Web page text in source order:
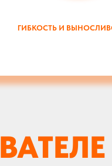
ГИБКОСТЬ И